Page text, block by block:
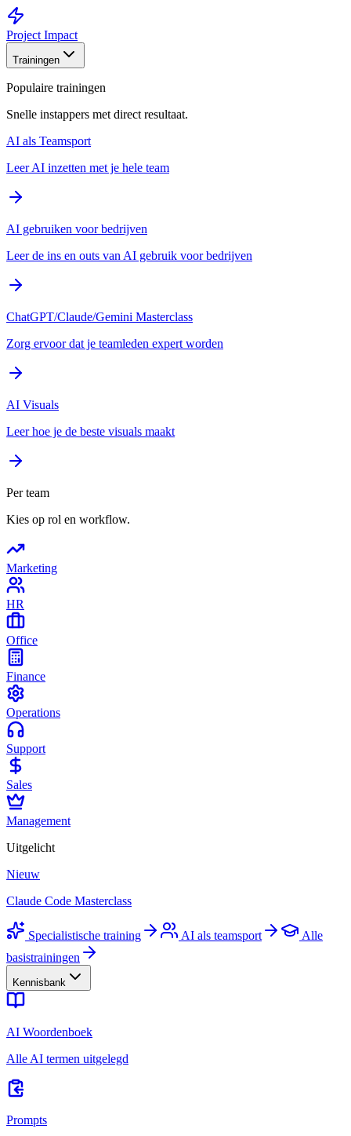
Project Impact
Trainingen
Populaire trainingen
Snelle instappers met direct resultaat.
AI als Teamsport
Leer AI inzetten met je hele team
AI gebruiken voor bedrijven
Leer de ins en outs van AI gebruik voor bedrijven
ChatGPT/Claude/Gemini Masterclass
Zorg ervoor dat je teamleden expert worden
AI Visuals
Leer hoe je de beste visuals maakt
Per team
Kies op rol en workflow.
Marketing
HR
Office
Finance
Operations
Support
Sales
Management
Uitgelicht
Nieuw
Claude Code Masterclass
Specialistische training AI als teamsport
Alle
basistrainingen
Kennisbank
AI Woordenboek
Alle AI termen uitgelegd
Prompts